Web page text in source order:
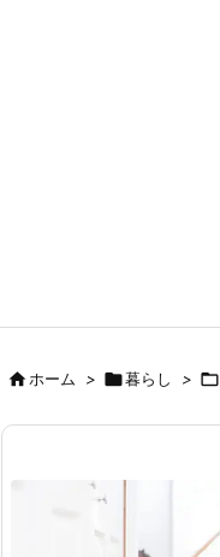
ホーム > 暮らし > 